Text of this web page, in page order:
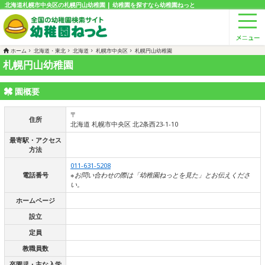
北海道札幌市中央区の札幌円山幼稚園 | 幼稚園を探すなら幼稚園ねっと
ホーム 北海道・東北 北海道 札幌市中央区 札幌円山幼稚園
札幌円山幼稚園
園概要
住所
〒
北海道 札幌市中央区 北2条西23-1-10
最寄駅・アクセス
方法
電話番号
011-631-5208
※お問い合わせの際は「幼稚園ねっとを見た」とお伝えくださ
い。
ホームページ
設立
定員
教職員数